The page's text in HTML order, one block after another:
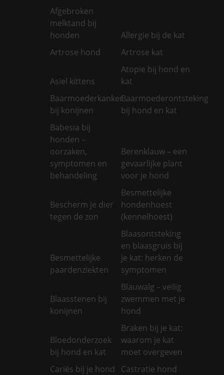
Afgebroken
melktand bij
honden
Allergie bij de kat
Artrose hond
Artrose kat
Asiel kittens
Atopie bij hond en
kat
Baarmoederkanker
bij konijnen
Baarmoederontsteking
bij hond en kat
Babesia bij
honden –
oorzaken,
symptomen en
behandeling
Berenklauw – een
gevaarlijke plant
voor je hond
Bescherm je dier
tegen de zon
Besmettelijke
hondenhoest
(kennelhoest)
Besmettelijke
paardenziekten
Blaasontsteking
en blaasgruis bij
je kat: herken de
symptomen
Blaasstenen bij
konijnen
Blauwalg – veilig
zwemmen met je
hond
Bloedonderzoek
bij hond en kat
Braken bij je kat:
waarom je kat
moet overgeven
Cariës bij je hond
Castratie hond